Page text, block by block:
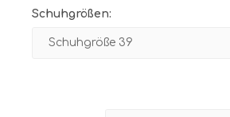
Schuhgrößen: